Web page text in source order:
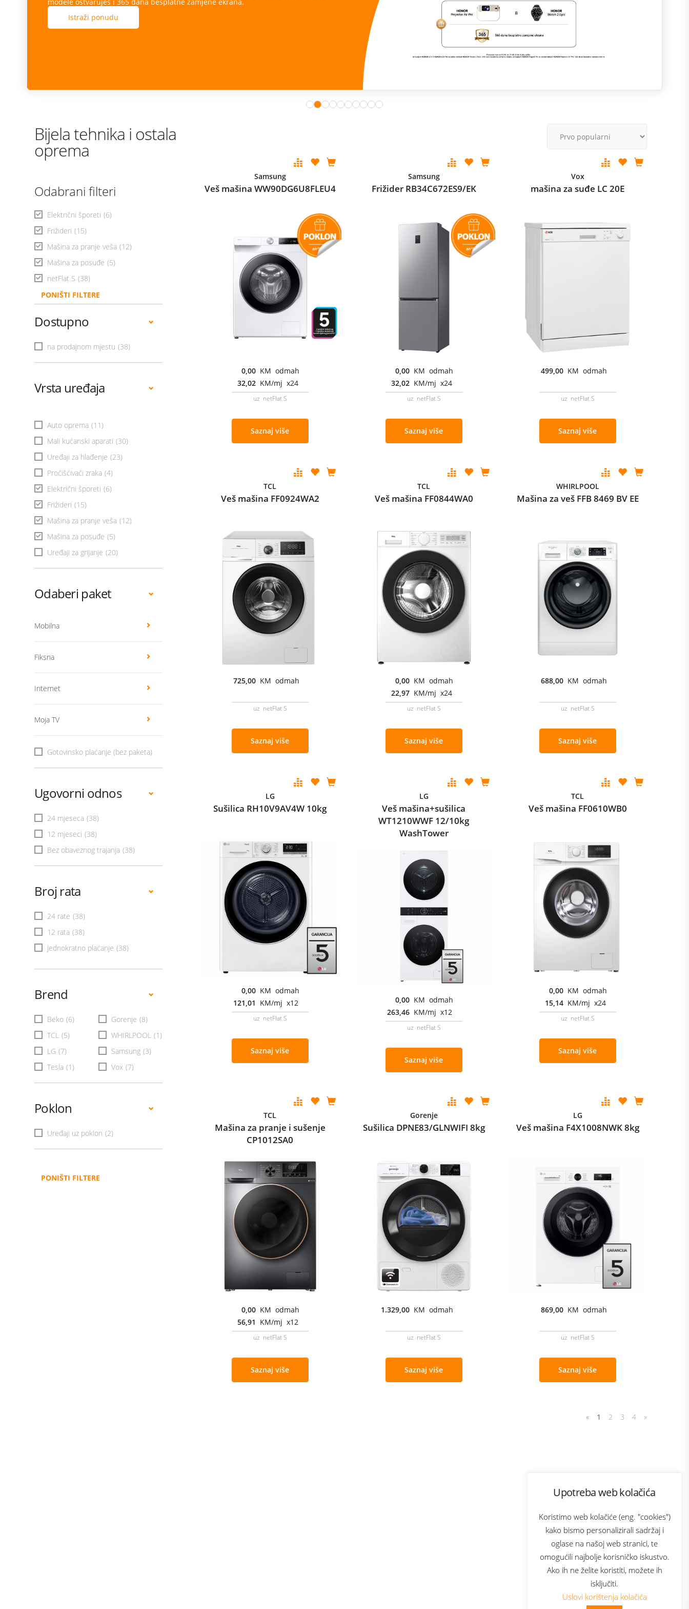
Upotreba web kolačića
Koristimo web kolačiće (eng. "cookies")
kako bismo personalizirali sadržaj i
oglase na našoj web stranici, te
omogućili najbolje korisničko iskustvo.
Ako ih ne želite koristiti, možete ih
isključiti.
Uslovi korištenja kolačića
Istraži ponudu
Bijela tehnika i ostala
oprema
Odabrani filteri
Električni šporeti (6)
Frižideri (15)
Mašina za pranje veša (12)
Mašina za posuđe (5)
netFlat S (38)
PONIŠTI FILTERE
Dostupno
na prodajnom mjestu (38)
Vrsta uređaja
Auto oprema (11)
Mali kućanski aparati (30)
Uređaji za hlađenje (23)
Pročišćivači zraka (4)
Električni šporeti (6)
Frižideri (15)
Mašina za pranje veša (12)
Mašina za posuđe (5)
Uređaji za grijanje (20)
Odaberi paket
Mobilna
Fiksna
Internet
Moja TV
Gotovinsko plaćanje (bez paketa)
Ugovorni odnos
24 mjeseca (38)
12 mjeseci (38)
Bez obaveznog trajanja (38)
Broj rata
24 rate (38)
12 rata (38)
Jednokratno plaćanje (38)
Brend
Beko (6) Gorenje (8)
TCL (5) WHIRLPOOL (1)
LG (7) Samsung (3)
Tesla (1) Vox (7)
Poklon
Uređaji uz poklon (2)
PONIŠTI FILTERE
Samsung
Veš mašina WW90DG6U8FLEU4
0,00 KM odmah
32,02 KM/mj x24
uz netFlat S
Saznaj više
Samsung
Frižider RB34C672ES9/EK
0,00 KM odmah
32,02 KM/mj x24
uz netFlat S
Saznaj više
Vox
mašina za suđe LC 20E
499,00 KM odmah
uz netFlat S
Saznaj više
TCL
Veš mašina FF0924WA2
725,00 KM odmah
uz netFlat S
Saznaj više
TCL
Veš mašina FF0844WA0
0,00 KM odmah
22,97 KM/mj x24
uz netFlat S
Saznaj više
WHIRLPOOL
Mašina za veš FFB 8469 BV EE
688,00 KM odmah
uz netFlat S
Saznaj više
LG
Sušilica RH10V9AV4W 10kg
0,00 KM odmah
121,01 KM/mj x12
uz netFlat S
Saznaj više
LG
Veš mašina+sušilica
WT1210WWF 12/10kg
WashTower
0,00 KM odmah
263,46 KM/mj x12
uz netFlat S
Saznaj više
TCL
Veš mašina FF0610WB0
0,00 KM odmah
15,14 KM/mj x24
uz netFlat S
Saznaj više
TCL
Mašina za pranje i sušenje
CP1012SA0
0,00 KM odmah
56,91 KM/mj x12
uz netFlat S
Saznaj više
Gorenje
Sušilica DPNE83/GLNWIFI 8kg
1.329,00 KM odmah
uz netFlat S
Saznaj više
LG
Veš mašina F4X1008NWK 8kg
869,00 KM odmah
uz netFlat S
Saznaj više
« 1 2 3 4 »
Bonus plus
Prijava za newsletter